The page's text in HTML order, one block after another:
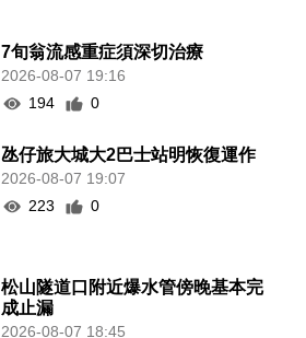
7旬翁流感重症須深切治療
2026-08-07 19:16
194
0
氹仔旅大城大2巴士站明恢復運作
2026-08-07 19:07
223
0
松山隧道口附近爆水管傍晚基本完
成止漏
2026-08-07 18:45